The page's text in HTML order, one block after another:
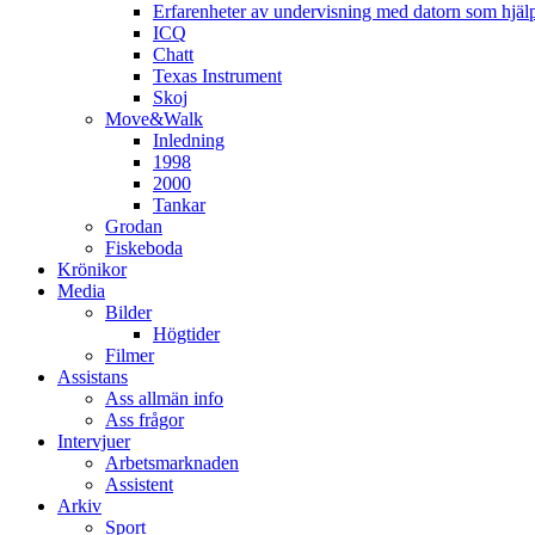
Erfarenheter av undervisning med datorn som
ICQ
Chatt
Texas Instrument
Skoj
Move&Walk
Inledning
1998
2000
Tankar
Grodan
Fiskeboda
Krönikor
Media
Bilder
Högtider
Filmer
Assistans
Ass allmän info
Ass frågor
Intervjuer
Arbetsmarknaden
Assistent
Arkiv
Sport